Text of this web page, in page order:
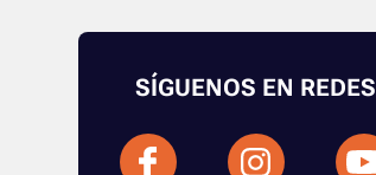
SÍGUENOS EN REDES